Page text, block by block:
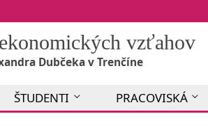
vzťahov
Dubčeka v Trenčíne
ŠTUDENTI PRACOVISKÁ